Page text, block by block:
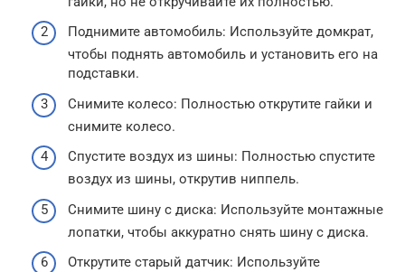
Поднимите автомобиль: Используйте домкрат,
чтобы поднять автомобиль и установить его на
подставки.
Снимите колесо: Полностью открутите гайки и
снимите колесо.
Спустите воздух из шины: Полностью спустите
воздух из шины, открутив ниппель.
Снимите шину с диска: Используйте монтажные
лопатки, чтобы аккуратно снять шину с диска.
Открутите старый датчик: Используйте